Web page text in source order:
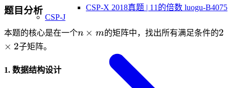
CSP-X 2018真题 | 11的倍数 luogu-B4075
CSP-J
题目分析
本题的核心是在一个n
n × m的矩阵中，找出所有满足条件的2
2
× 2子矩阵。
1. 数据结构设计